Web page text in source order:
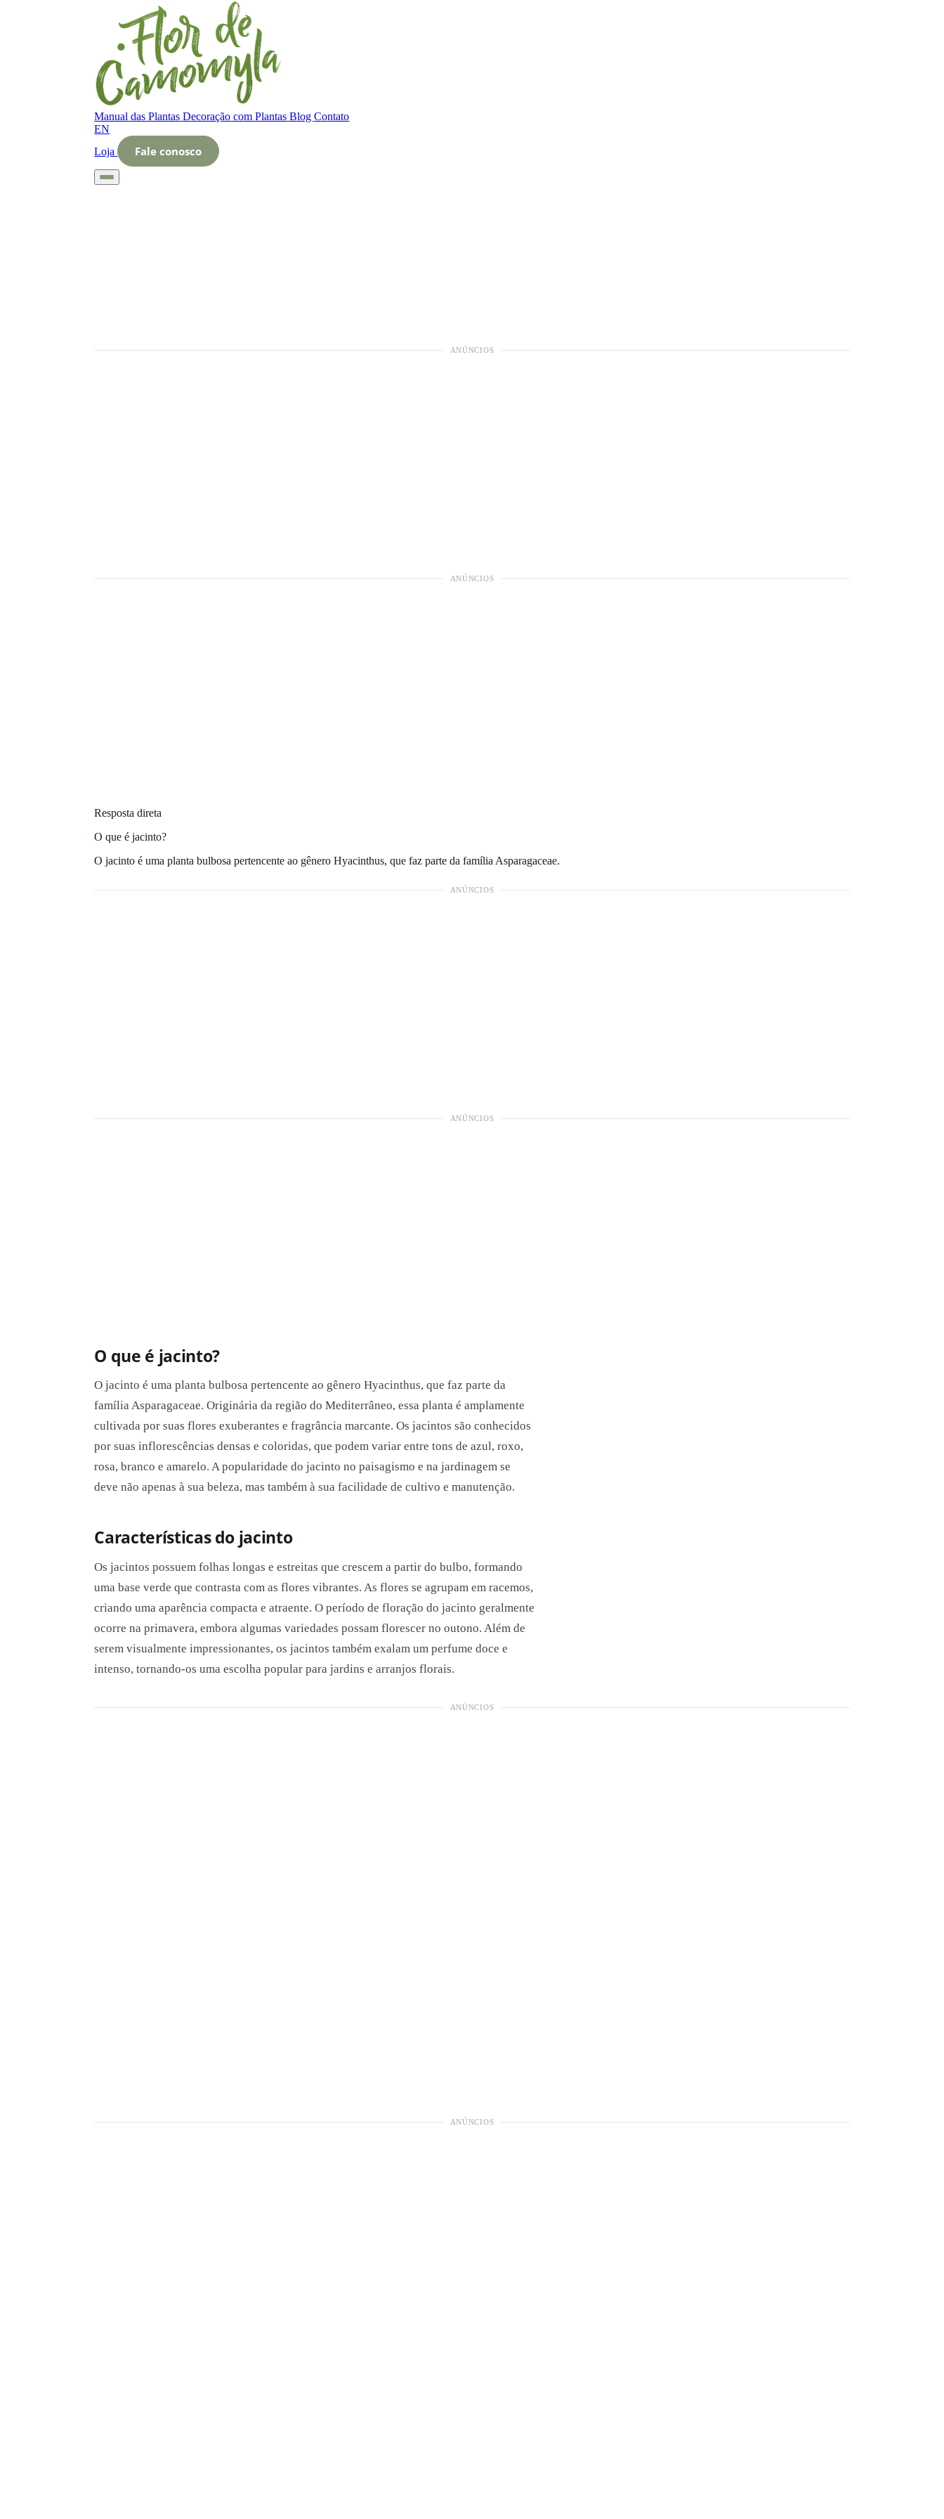
Manual das PlantasDecoração com PlantasBlogContato
EN
Loja
Fale conosco
ANÚNCIOS
ANÚNCIOS
Resposta direta
O que é jacinto?
O jacinto é uma planta bulbosa pertencente ao gênero Hyacinthus, que faz parte da família Asparagaceae.
ANÚNCIOS
ANÚNCIOS
O que é jacinto?
O jacinto é uma planta bulbosa pertencente ao gênero Hyacinthus, que faz parte da
família Asparagaceae. Originária da região do Mediterrâneo, essa planta é amplamente
cultivada por suas flores exuberantes e fragrância marcante. Os jacintos são conhecidos
por suas inflorescências densas e coloridas, que podem variar entre tons de azul, roxo,
rosa, branco e amarelo. A popularidade do jacinto no paisagismo e na jardinagem se
deve não apenas à sua beleza, mas também à sua facilidade de cultivo e manutenção.
Características do jacinto
Os jacintos possuem folhas longas e estreitas que crescem a partir do bulbo, formando
uma base verde que contrasta com as flores vibrantes. As flores se agrupam em racemos,
criando uma aparência compacta e atraente. O período de floração do jacinto geralmente
ocorre na primavera, embora algumas variedades possam florescer no outono. Além de
serem visualmente impressionantes, os jacintos também exalam um perfume doce e
intenso, tornando-os uma escolha popular para jardins e arranjos florais.
ANÚNCIOS
ANÚNCIOS